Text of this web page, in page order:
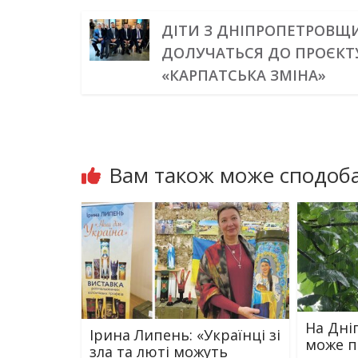
ДІТИ З
ДОЛУЧАТЬСЯ ДО
«КАРПАТСЬКА ЗМІНА»
Вам також може
Ірина Липень: «Українці зі
зла та люті можуть
На
може